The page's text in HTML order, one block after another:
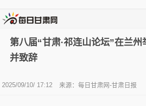
第八届“甘肃·祁连山论坛”在兰
并致辞
2025/09/10/ 17:12 来源：每日甘肃网-甘肃日报